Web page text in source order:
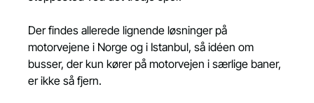
Der findes allerede lignende løsninger på
motorvejene i Norge og i Istanbul, så idéen om
busser, der kun kører på motorvejen i særlige baner,
er ikke så fjern.